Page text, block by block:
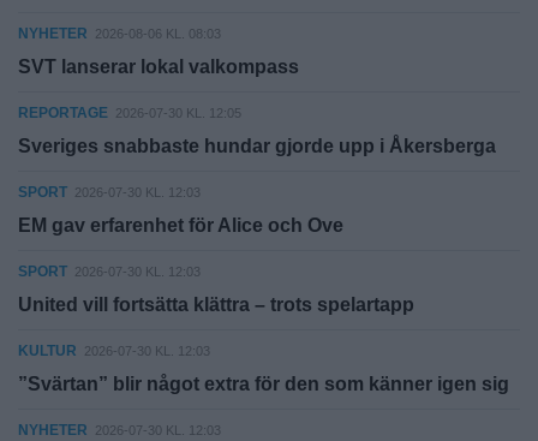
NYHETER 2026-08-06 KL. 08:03
SVT lanserar lokal valkompass
REPORTAGE 2026-07-30 KL. 12:05
Sveriges snabbaste hundar gjorde upp i Åkersberga
SPORT 2026-07-30 KL. 12:03
EM gav erfarenhet för Alice och Ove
SPORT 2026-07-30 KL. 12:03
United vill fortsätta klättra – trots spelartapp
KULTUR 2026-07-30 KL. 12:03
”Svärtan” blir något extra för den som känner igen sig
NYHETER 2026-07-30 KL. 12:03